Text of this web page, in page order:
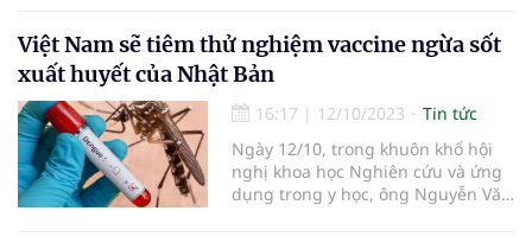
Nội.
Việt Nam sẽ tiêm thử nghiệm vaccine ngừa sốt
xuất huyết của Nhật Bản
16:17 | 12/10/2023
Tin tức
Ngày 12/10, trong khuôn khổ hội
nghị khoa học Nghiên cứu và ứng
dụng trong y học, ông Nguyễn Văn